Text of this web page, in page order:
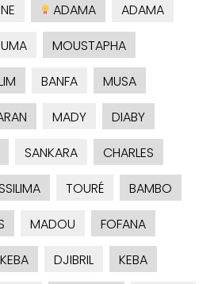
ADAMA
ADAMA
MOUSTAPHA
BANFA
MUSA
MADY
DIABY
SANKARA
CHARLES
TOURÉ
BAMBO
MADOU
FOFANA
KEBA DJIBRIL
KEBA